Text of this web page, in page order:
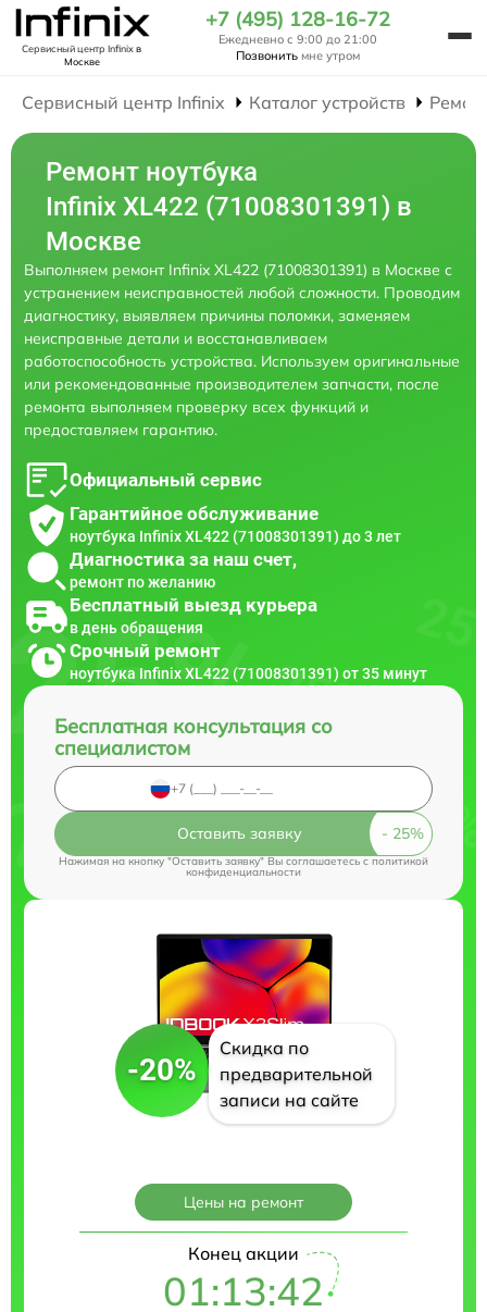
Сервисный центр Infinixв
Москве
+7 (495) 128-16-72
Ежедневно с 9:00 до 21:00
Позвонить мне утром
Сервисный центр Infinix Каталог устройств
Ремонт ноутбука
Infinix XL422 (71008301391) в
Москве
Выполняем ремонт Infinix XL422 (71008301391) в Москве с
устранением неисправностей любой сложности. Проводим
диагностику, выявляем причины поломки, заменяем
неисправные детали и восстанавливаем
работоспособность устройства. Используем оригинальные
или рекомендованные производителем запчасти, после
ремонта выполняем проверку всех функций и
предоставляем гарантию.
Официальный сервис
Гарантийное обслуживание
ноутбука Infinix XL422 (71008301391) до 3 лет
Диагностика за наш счет,
ремонт по желанию
Бесплатный выезд курьера
в день обращения
Срочный ремонт
ноутбука Infinix XL422 (71008301391) от 35 минут
Бесплатная консультация со
специалистом
Оставить заявку
Нажимая на кнопку "Оставить заявку" Вы соглашаетесь cполитикой
конфиденциальности
-20%
Скидка по
предварительной
записи на сайте
Цены на ремонт
Конец акции
01:13:41